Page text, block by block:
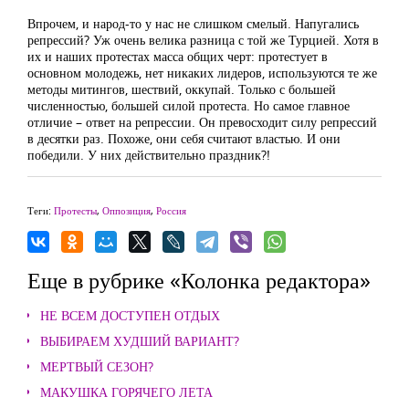
Впрочем, и народ-то у нас не слишком смелый. Напугались
репрессий? Уж очень велика разница с той же Турцией. Хотя в
их и наших протестах масса общих черт: протестует в
основном молодежь, нет никаких лидеров, используются те же
методы митингов, шествий, оккупай. Только с большей
численностью, большей силой протеста. Но самое главное
отличие – ответ на репрессии. Он превосходит силу репрессий
в десятки раз. Похоже, они себя считают властью. И они
победили. У них действительно праздник?!
Теги: Протесты, Оппозиция, Россия
Еще в рубрике «Колонка редактора»
НЕ ВСЕМ ДОСТУПЕН ОТДЫХ
ВЫБИРАЕМ ХУДШИЙ ВАРИАНТ?
МЕРТВЫЙ СЕЗОН?
МАКУШКА ГОРЯЧЕГО ЛЕТА